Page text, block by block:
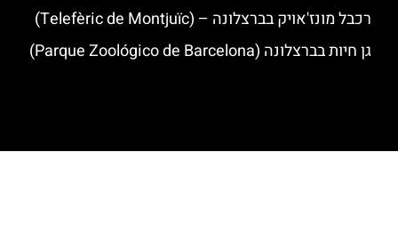
רכבל מונז'אויק בברצלונה – (Telefèric de Montjuïc)
גן חיות בברצלונה (Parque Zoológico de Barcelona)